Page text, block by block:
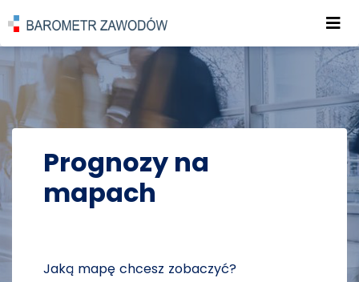
POWRÓT DO STRONY GŁÓWNEJ
PROGNOZY PROGNOZY NA MAPACH
Prognozy na
mapach
Jaką mapę chcesz zobaczyć?